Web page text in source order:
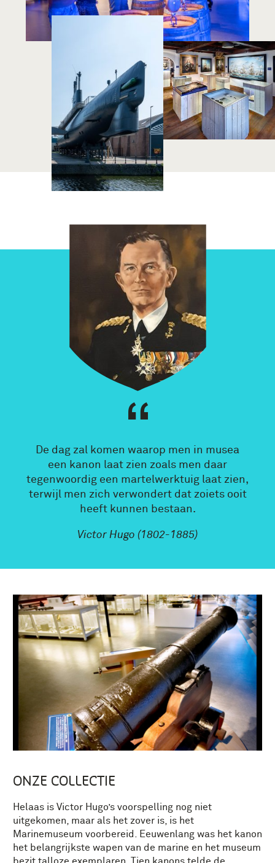
De dag zal komen waarop men in musea
een kanon laat zien zoals men daar
tegenwoordig een martelwerktuig laat zien,
terwijl men zich verwondert dat zoiets ooit
heeft kunnen bestaan.
Victor Hugo (1802-1885)
ONZE COLLECTIE
Helaas is Victor Hugo’s voorspelling nog niet
uitgekomen, maar als het zover is, is het
Marinemuseum voorbereid. Eeuwenlang was het kanon
het belangrijkste wapen van de marine en het museum